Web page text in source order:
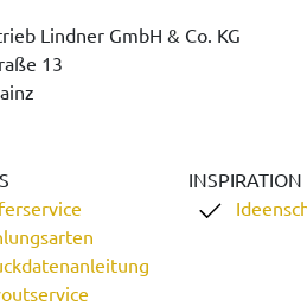
Lindner GmbH & Co. KG
13
INSPIRATION